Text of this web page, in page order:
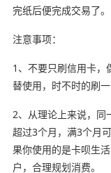
完纸后便完成交易了。
注意事项：
1、不要只刷信用卡，
替使用，时不时的刷
2、从理论上来说，同
超过3个月，满3个月
果你使用的是卡呗生
户，合理规划消费。